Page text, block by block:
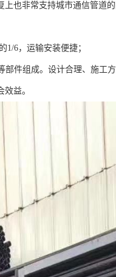
也非常支持城市通信管道的
1/6，运输安装便捷；
部件组成。设计合理、施工
益。